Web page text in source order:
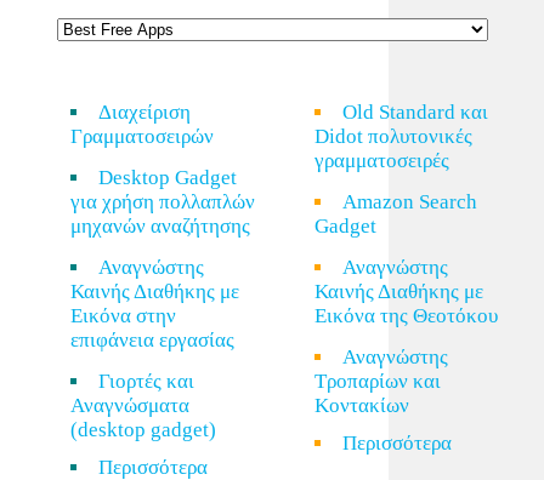
Διαχείριση
Γραμματοσειρών
Desktop Gadget
για χρήση πολλαπλών
μηχανών αναζήτησης
Αναγνώστης
Καινής Διαθήκης με
Εικόνα στην
επιφάνεια εργασίας
Γιορτές και
Αναγνώσματα
(desktop gadget)
Περισσότερα
Old Standard και
Didot πολυτονικές
γραμματοσειρές
Amazon Search
Gadget
Αναγνώστης
Καινής Διαθήκης με
Εικόνα της Θεοτόκου
Αναγνώστης
Τροπαρίων και
Κοντακίων
Περισσότερα